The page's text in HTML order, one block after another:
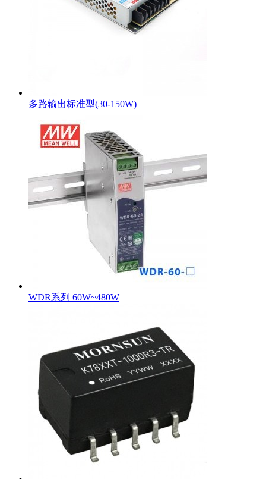
多路输出标准型(30-150W)
WDR系列 60W~480W